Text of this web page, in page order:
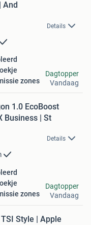
And
Details
zones
Dagtopper
Vandaag
1.0 EcoBoost
Business | St
Details
zones
Dagtopper
Vandaag
Style | Apple